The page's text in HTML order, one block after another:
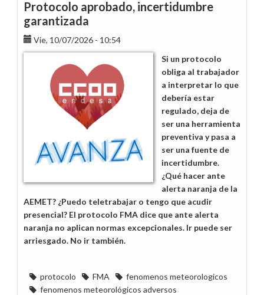
más
preguntas
que
respuestas
Protocolo aprobado, incertidumbre
garantizada
Vie, 10/07/2026 - 10:54
Si un protocolo
obliga al trabajador
a interpretar lo que
debería estar
regulado, deja de
ser una herramienta
preventiva y pasa a
ser una fuente de
incertidumbre.
¿Qué hacer ante
alerta naranja de la
AEMET? ¿Puedo teletrabajar o tengo que acudir
presencial? El protocolo FMA dice que ante alerta
naranja no aplican normas excepcionales. Ir puede ser
arriesgado. No ir también.
protocolo FMA
fenomenos meteorologicos
fenomenos meteorológicos adversos